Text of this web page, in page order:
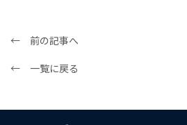
← 前の記事へ
← 一覧に戻る